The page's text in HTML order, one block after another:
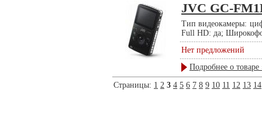
JVC GC-
Тип видеокамеры:
Full HD: да;
Нет предложений
Подробнее о товаре
Страницы: 1 2 3 4 5 6 7 8 9 10 11 12 13 14